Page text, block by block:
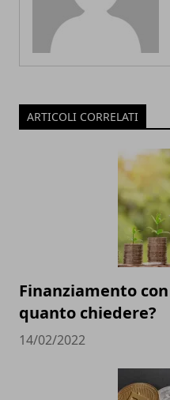
ARTICOLI CORRELATI
Finanziamento
quanto chiedere?
14/02/2022